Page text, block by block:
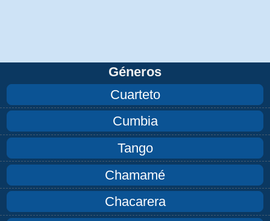
Géneros
Cuarteto
Cumbia
Tango
Chamamé
Chacarera